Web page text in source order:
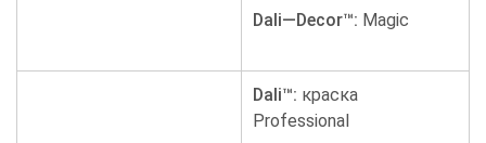
Dali—Decor™: Magic
Dali™: краска
Professional